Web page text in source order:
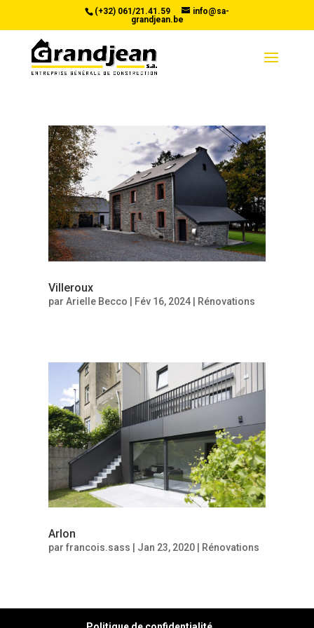
(+32) 061/21.41.59
info@sa-
grandjean.be
Villeroux
par Arielle Becco Fév 16, 2024| Rénovations
Arlon
par francois.sass Jan 23, 2020| Rénovations